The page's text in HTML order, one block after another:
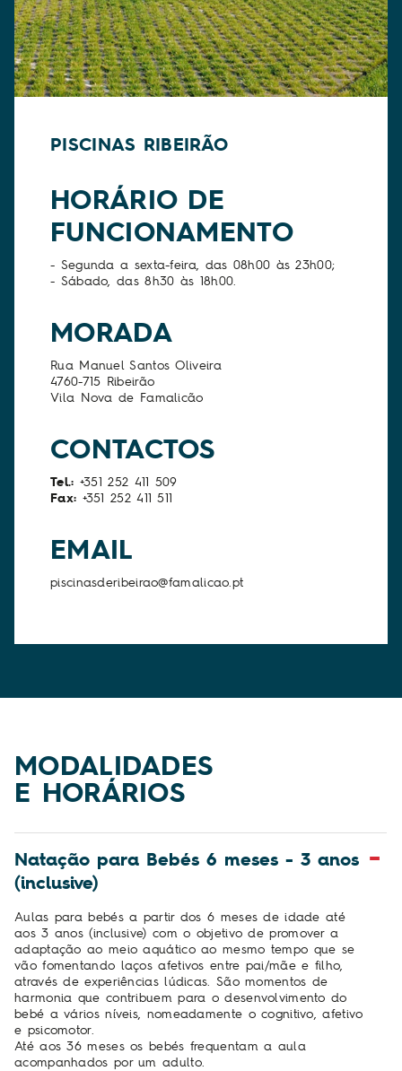
PISCINAS RIBEIRÃO
HORÁRIO DE
FUNCIONAMENTO
- Segunda a sexta-feira, das 08h00 às 23h00;
- Sábado, das 8h30 às 18h00.
MORADA
Rua Manuel Santos Oliveira
4760-715 Ribeirão
Vila Nova de Famalicão
CONTACTOS
Tel.: +351 252 411 509
Fax: +351 252 411 511
EMAIL
piscinasderibeirao@famalicao.pt
MODALIDADES
E HORÁRIOS
Natação para Bebés 6 meses - 3 anos
(inclusive)
Aulas para bebés a partir dos 6 meses de idade até
aos 3 anos (inclusive) com o objetivo de promover a
adaptação ao meio aquático ao mesmo tempo que se
vão fomentando laços afetivos entre pai/mãe e filho,
através de experiências lúdicas. São momentos de
harmonia que contribuem para o desenvolvimento do
bebé a vários níveis, nomeadamente o cognitivo, afetivo
e psicomotor.
Até aos 36 meses os bebés frequentam a aula
acompanhados por um adulto.